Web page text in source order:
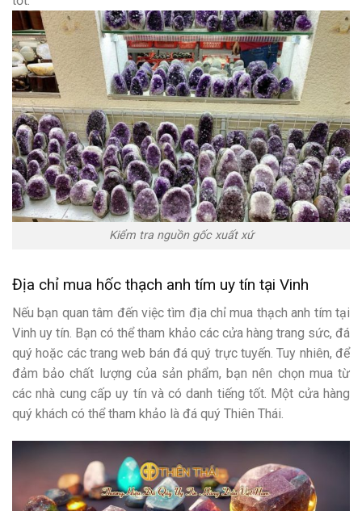
Kiểm tra nguồn gốc xuất xứ
Địa chỉ mua hốc thạch anh tím uy tín tại Vinh
Nếu bạn quan tâm đến việc tìm địa chỉ mua thạch anh tím tại
Vinh uy tín. Bạn có thể tham khảo các cửa hàng trang sức, đá
quý hoặc các trang web bán đá quý trực tuyến. Tuy nhiên, để
đảm bảo chất lượng của sản phẩm, bạn nên chọn mua từ
các nhà cung cấp uy tín và có danh tiếng tốt. Một cửa hàng
quý khách có thể tham khảo là đá quý Thiên Thái.